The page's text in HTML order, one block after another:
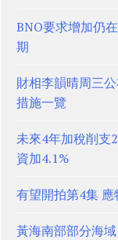
BNO要求增加仍
期
財相李韻晴周三
措施一覽
未來4年加稅削支
資加4.1%
有望開拍第4集
黃海南部部分海